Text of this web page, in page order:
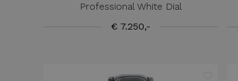
Professional White Dial
€ 7.250,-